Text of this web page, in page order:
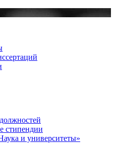
стипендии
и университеты»